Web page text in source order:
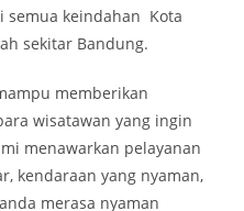
semua keindahan Kota
sekitar Bandung.
memberikan
wisatawan yang ingin
menawarkan pelayanan
kendaraan yang nyaman,
merasa nyaman